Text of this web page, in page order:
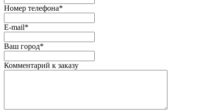
Номер телефона*
E-mail*
Ваш город*
Комментарий к заказу